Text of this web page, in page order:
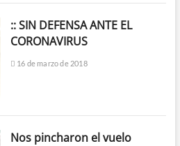
:: SIN DEFENSA ANTE EL
CORONAVIRUS
16 de marzo de 2018
Nos pincharon el vuelo